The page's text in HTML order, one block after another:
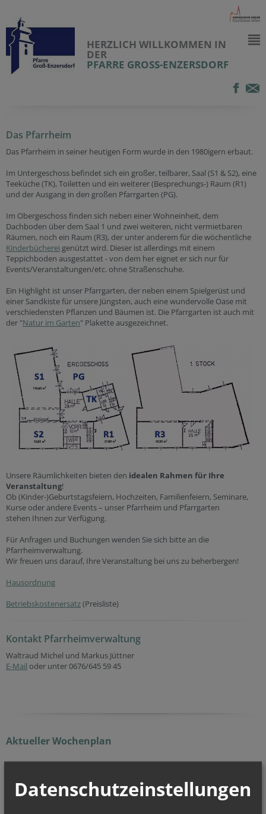
HERZLICH WILLKOMMEN IN
DER
PFARRE GROSS-ENZERSDORF
Das Pfarrheim
Das Pfarrheim in seiner heutigen Form wurde in den 1980igern erbaut.
Im Untergeschoss befindet sich ein großer, teilbarer, Saal (S1 & S2), eine
Teeküche (TK), Toiletten und ein weiterer (Besprechungs-) Raum (R1)
und der Ausgang in den großen Pfarrgarten (PG).
Im Obergeschoss finden sich neben einer Wohneinheit, dem
Dachboden über dem Saal 1 und zwei weiteren, nicht vermietbaren
Räumen, noch ein Raum (R3), der unter anderem für die wöchentliche
Kinderbücherei genützt wird. Dieser ist allerdings mit einem
Teppichboden ausgestattet - von dem her eignet er sich nur für
Events/Veranstaltungen/etc. ohne Straßenschuhe.
Ein Highlight ist unser Pfarrgarten, der neben einem Spielgerüst und
einer Sandkiste für unsere Jüngsten, auch eine wundervolle Oase mit
verschiedensten Pflanzen und Bäumen ist. Die Pfarrgarten ist auch mit
der "Natur im Garten" Plakette ausgezeichnet.
Unsere Räumlichkeiten bieten den idealen Rahmen für Ihre
Veranstaltung!
Ob (Kinder-)Geburtstagsfeiern, Hochzeiten, Familienfeiern, Seminare,
Kurse oder andere Events – unser Pfarrheim und Pfarrgarten
stehen Ihnen zur Verfügung.
Für Anfragen und Buchungen wenden Sie sich bitte an die
Pfarrheimverwaltung.
Wir freuen uns darauf, Ihre Veranstaltung bei uns zu beherbergen!
Hausordnung
Betriebskostenersatz(Preisliste)
Kontakt Pfarrheimverwaltung
Waltraud Michel und Markus Jüttner
E-Mail oder unter 0676/645 59 45
Aktueller Wochenplan
Die Woche der Pfarren & aktuelle Verlautbarungen
Kalenderwoche 32
Kalenderwoche 31
Datenschutzeinstellungen